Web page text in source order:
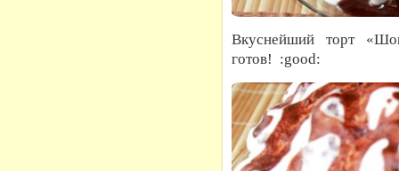
Вкуснейший торт
готов! :good: